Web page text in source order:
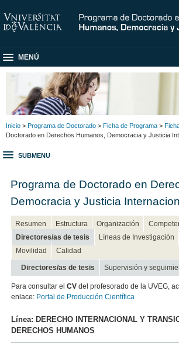
MENÚ
Inicio > Programa de Doctorado > Ficha de Programa >
Doctorado en Derechos Humanos, Democracia y Justicia
SUBMENU
Programa de Doctorado en
Democracia y Justicia
Resumen Estructura Organización
Directores/as de tesis
Líneas de Investigación
Movilidad
Calidad
Directores/as de tesis Supervisión y
Para consultar elCV del profesorado de la UVEG,
enlace: Portal de Producción Científica
Línea: DERECHO INTERNACIONAL Y
DERECHOS HUMANOS